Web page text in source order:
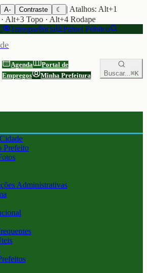
A- Contraste ☾
| Atalhos: Alt+1
Alt+3 Topo · Alt+4 Rodape
Transparência Painel Público
Agenda
Portal de
Empregos
Minha Prefeitura Buscar...⌘K
Prefeito
Administrativas